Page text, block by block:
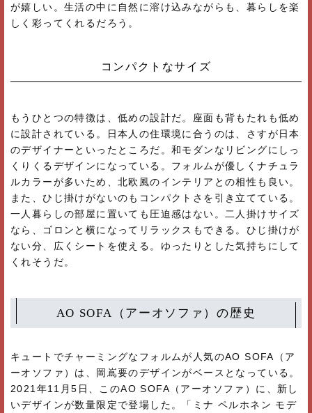
が嬉しい。生活の中に自然に溶け込みながらも、暮らしを楽
しく彩ってくれるだろう。
コンパクトなサイズ
もうひとつの特徴は、低めの設計だ。座面も背もたれも低め
に設計されている。日本人の住環境に合うのは、さすが日本
のデザイナーといったところだ。和モダンなリビングにしっ
くりくるデザインになっている。フォルムが優しくナチュラ
ルカラーが多いため、北欧風のインテリアとの相性も良い。
また、ひじ掛けがないのもコンパクトさを引き立てている。
一人暮らしの部屋に置いても圧迫感はない。二人掛けサイズ
なら、ゴロンと横になってリラックスもできる。ひじ掛けが
ない分、広くシートを使える。ゆったりとした気持ちにして
くれそうだ。
AO SOFA（アーオソファ）の歴史
キュートでチャーミングなフォルムが人気のAO SOFA（ア
ーオソファ）は、岡嶌要のデザインがベースとなっている。
2021年11月5日、このAO SOFA（アーオソファ）に、新し
いデザインが数量限定で登場した。「ミナ ペルホネン モデ